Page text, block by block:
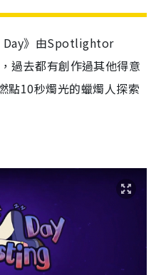
Day》由Spotlightor
過去都有創作過其他得意
點10秒燭光的蠟燭人探索